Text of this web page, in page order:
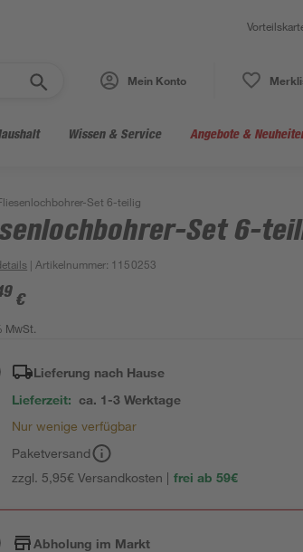
Mein Konto
Wissen & Service Angebote &
Set 6-teilig
Set 6-
| Artikelnummer: 1150253
€
MwSt.
Lieferung nach Hause
Lieferzeit: ca. 1-3 Werktage
Nur wenige verfügbar
Paketversand
zzgl. 5,95€ Versandkosten | frei ab 59€
Abholung im Markt